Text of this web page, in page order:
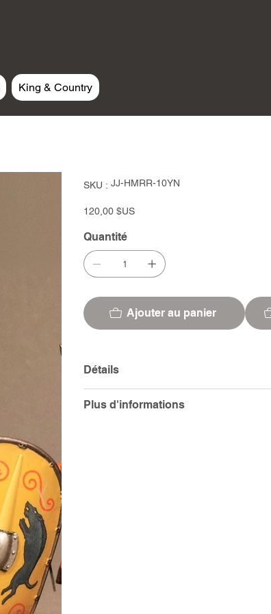
King & Country
SKU :
SKU
JJ-
JJ-HMRR-10YN
Prix
120,00 $US
Quantité
Ajouter au panier
Détails
Plus d'informations